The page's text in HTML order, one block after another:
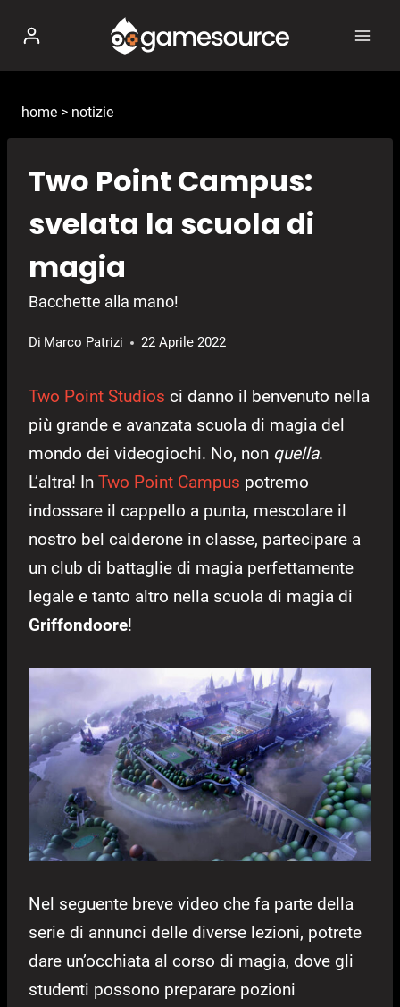
contenuto
home > notizie
Two Point Campus:
svelata la scuola di
magia
Bacchette alla mano!
Di Marco Patrizi 22 Aprile 2022
Two Point Studios ci danno il benvenuto nella
più grande e avanzata scuola di magia del
mondo dei videogiochi. No, non quella.
L’altra! In Two Point Campus potremo
indossare il cappello a punta, mescolare il
nostro bel calderone in classe, partecipare a
un club di battaglie di magia perfettamente
legale e tanto altro nella scuola di magia di
Griffondoore!
Nel seguente breve video che fa parte della
serie di annunci delle diverse lezioni, potrete
dare un’occhiata al corso di magia, dove gli
studenti possono preparare pozioni